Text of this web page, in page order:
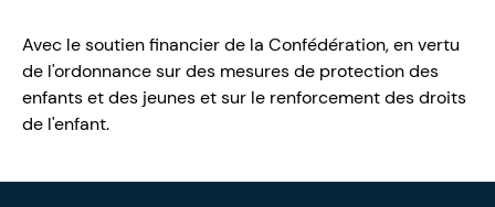
Avec le soutien financier de la Confédération, en vertu
de l'ordonnance sur des mesures de protection des
enfants et des jeunes et sur le renforcement des droits
de l'enfant.